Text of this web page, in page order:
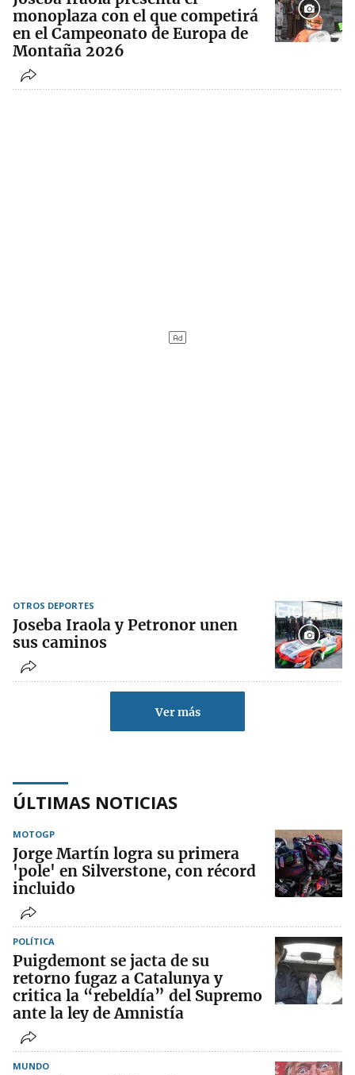
monoplaza con el que competirá
en el Campeonato de Europa de
Montaña 2026
OTROS DEPORTES
Joseba Iraola y Petronor unen
sus caminos
Ver más
ÚLTIMAS NOTICIAS
MOTOGP
Jorge Martín logra su primera
'pole' en Silverstone, con récord
incluido
POLÍTICA
Puigdemont se jacta de su
retorno fugaz a Catalunya y
critica la “rebeldía” del Supremo
ante la ley de Amnistía
MUNDO